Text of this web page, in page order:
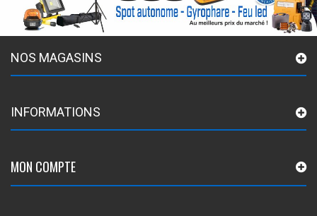
NOS MAGASINS
INFORMATIONS
MON COMPTE